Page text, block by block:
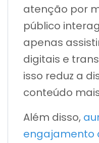
atenção por
público
apenas
digitais e
isso reduz a
conteúdo
Além disso,
engajamento